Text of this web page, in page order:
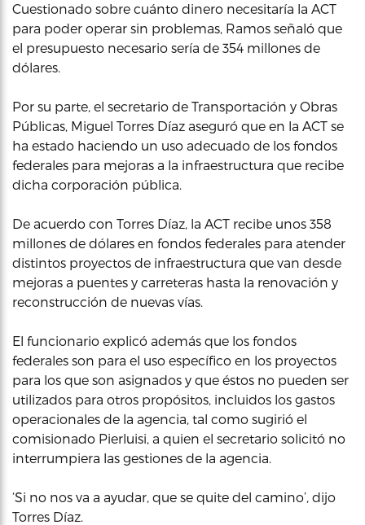
Cuestionado sobre cuánto dinero necesitaría la ACT
para poder operar sin problemas, Ramos señaló que
el presupuesto necesario sería de 354 millones de
dólares.
Por su parte, el secretario de Transportación y Obras
Públicas, Miguel Torres Díaz aseguró que en la ACT se
ha estado haciendo un uso adecuado de los fondos
federales para mejoras a la infraestructura que recibe
dicha corporación pública.
De acuerdo con Torres Díaz, la ACT recibe unos 358
millones de dólares en fondos federales para atender
distintos proyectos de infraestructura que van desde
mejoras a puentes y carreteras hasta la renovación y
reconstrucción de nuevas vías.
El funcionario explicó además que los fondos
federales son para el uso específico en los proyectos
para los que son asignados y que éstos no pueden ser
utilizados para otros propósitos, incluidos los gastos
operacionales de la agencia, tal como sugirió el
comisionado Pierluisi, a quien el secretario solicitó no
interrumpiera las gestiones de la agencia.
‘Si no nos va a ayudar, que se quite del camino’, dijo
Torres Díaz.